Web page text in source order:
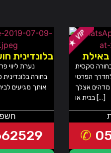
בלונדינית
נערת ליווי
אותך מגיעים
באילת
בחורה סקסית
הפרטי
אצלך
בבית או […]